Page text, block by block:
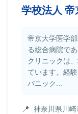
学校法人
帝京大学医学
る総合病院で
クリニックは
ています。経
パニック...
神奈川県川